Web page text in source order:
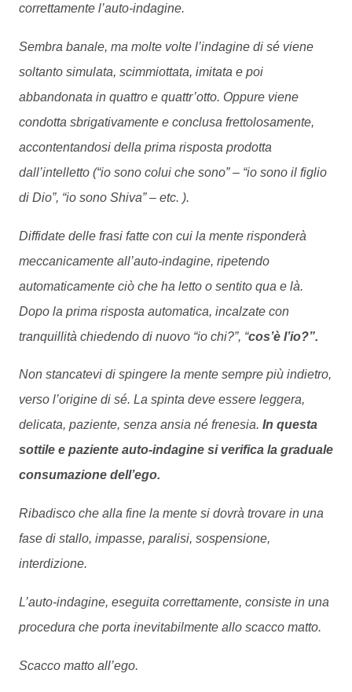
correttamente l’auto-indagine.
Sembra banale, ma molte volte l’indagine di sé viene
soltanto simulata, scimmiottata, imitata e poi
abbandonata in quattro e quattr’otto. Oppure viene
condotta sbrigativamente e conclusa frettolosamente,
accontentandosi della prima risposta prodotta
dall’intelletto (“io sono colui che sono” – “io sono il figlio
di Dio”, “io sono Shiva” – etc. ).
Diffidate delle frasi fatte con cui la mente risponderà
meccanicamente all’auto-indagine, ripetendo
automaticamente ciò che ha letto o sentito qua e là.
Dopo la prima risposta automatica, incalzate con
tranquillità chiedendo di nuovo “io chi?”, “cos’è l’io?”.
Non stancatevi di spingere la mente sempre più indietro,
verso l’origine di sé. La spinta deve essere leggera,
delicata, paziente, senza ansia né frenesia. In questa
sottile e paziente auto-indagine si verifica la graduale
consumazione dell’ego.
Ribadisco che alla fine la mente si dovrà trovare in una
fase di stallo, impasse, paralisi, sospensione,
interdizione.
L’auto-indagine, eseguita correttamente, consiste in una
procedura che porta inevitabilmente allo scacco matto.
Scacco matto all’ego.